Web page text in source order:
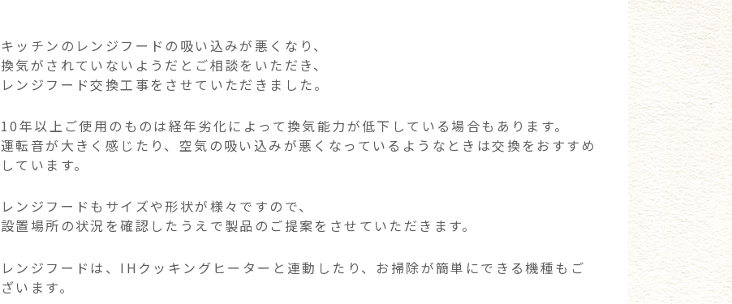
キッチンのレンジフードの吸い込みが悪くなり、
換気がされていないようだとご相談をいただき、
レンジフード交換工事をさせていただきました。
10年以上ご使用のものは経年劣化によって換気能力が低下している場合もあります。
運転音が大きく感じたり、空気の吸い込みが悪くなっているようなときは交換をおすすめ
しています。
レンジフードもサイズや形状が様々ですので、
設置場所の状況を確認したうえで製品のご提案をさせていただきます。
レンジフードは、IHクッキングヒーターと連動したり、お掃除が簡単にできる機種もご
ざいます。